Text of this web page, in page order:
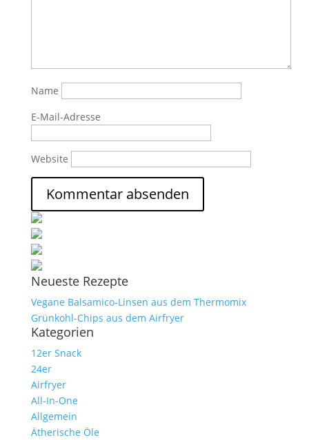
Name
E-Mail-Adresse
Website
Neueste Rezepte
Vegane Balsamico-Linsen aus dem Thermomix
Grünkohl-Chips aus dem Airfryer
Kategorien
12er Snack
24er
Airfryer
All-In-One
Allgemein
Ätherische Öle